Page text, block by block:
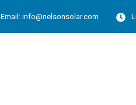
Email: info@nelsonsolar.com